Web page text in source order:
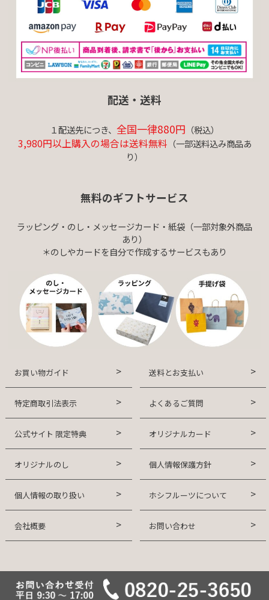
配送・送料
１配送先につき、 全国一律880円 （税込）
3,980円以上購入の場合は送料無料 （一部送料込み商品あ
り）
無料のギフトサービス
ラッピング・のし・メッセージカード・紙袋（一部対象外商品
あり）
＊のしやカードを自分で作成するサービスもあり
お買い物ガイド 送料とお支払い
特定商取引法表示 よくあるご質問
公式サイト 限定特典 オリジナルカード
オリジナルのし 個人情報保護方針
個人情報の取り扱い ホシフルーツについて
会社概要 お問い合わせ